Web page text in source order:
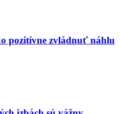
pozitívne zvládnuť náhlu